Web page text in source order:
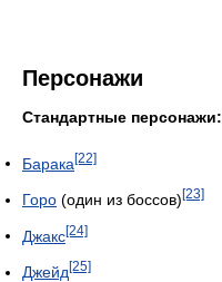
Персонажи
Стандартные персонажи:
Барака[22]
Горо (один из боссов) [23]
Джакс[24]
Джейд [25]